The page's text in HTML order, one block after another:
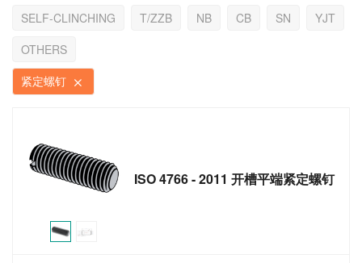
SELF-CLINCHING
T/ZZB NB CB SN
YJT
OTHERS
紧定螺钉
ISO 4766 - 2011 开槽平端紧定螺钉